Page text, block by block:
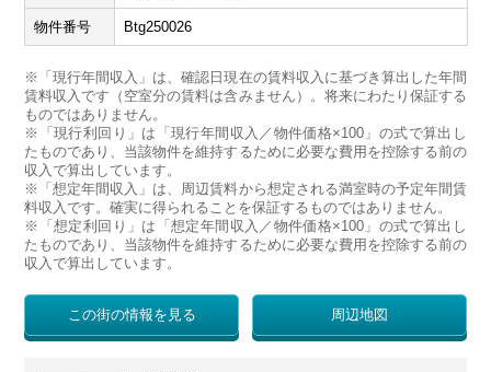
物件番号 Btg250026
※「現行年間収入」は、確認日現在の賃料収入に基づき算出した年間
賃料収入です（空室分の賃料は含みません）。将来にわたり保証する
ものではありません。
※「現行利回り」は「現行年間収入／物件価格×100」の式で算出し
たものであり、当該物件を維持するために必要な費用を控除する前の
収入で算出しています。
※「想定年間収入」は、周辺賃料から想定される満室時の予定年間賃
料収入です。確実に得られることを保証するものではありません。
※「想定利回り」は「想定年間収入／物件価格×100」の式で算出し
たものであり、当該物件を維持するために必要な費用を控除する前の
収入で算出しています。
この街の情報を見る 周辺地図